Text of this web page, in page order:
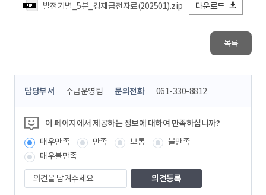
발전기별_5분_경제급전자료(202501).zip
다운로드
목록
콘
츠
정
보
책
임
자
담당부서 수급운영팀 문의전화 061-330-8812
이 페이지에서 제공하는 정보에 대하여 만족하십니까?
매우만족
만족 보통
불만족
매우불만족
의
견